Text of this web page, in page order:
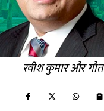
रवीश कुमार और